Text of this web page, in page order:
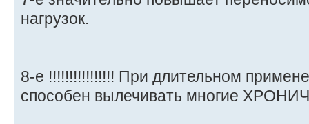
нагрузок.
8-е !!!!!!!!!!!!!!!! При длительном
способен вылечивать многие